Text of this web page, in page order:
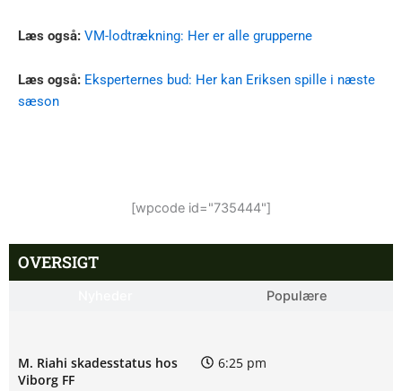
Læs også: VM-lodtrækning: Her er alle grupperne
Læs også: Eksperternes bud: Her kan Eriksen spille i næste
sæson
[wpcode id="735444"]
OVERSIGT
Populære
M. Riahi skadesstatus hos
Viborg FF
6:25 pm